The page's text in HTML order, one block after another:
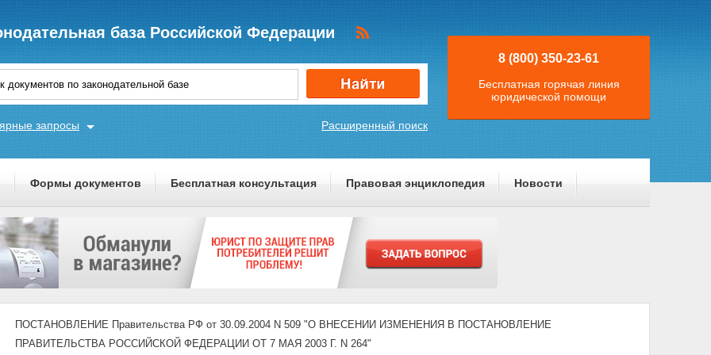
база Российской Федерации
Расширенный поиск
запросы
8 (800) 350-23-61
Бесплатная горячая линия
юридической помощи
Формы документов Бесплатная консультация Правовая энциклопедия Новости
ПОСТАНОВЛЕНИЕ Правительства РФ от 30.09.2004 N 509 "О ВНЕСЕНИИ ИЗМЕНЕНИЯ В ПОСТАНОВЛЕНИЕ
ПРАВИТЕЛЬСТВА РОССИЙСКОЙ ФЕДЕРАЦИИ ОТ 7 МАЯ 2003 Г. N 264"